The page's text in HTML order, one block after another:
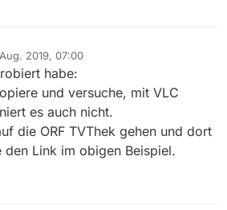
2019, 07:00
habe:
und versuche, mit VLC
es auch nicht.
die ORF TVThek gehen und dort
den Link im obigen Beispiel.